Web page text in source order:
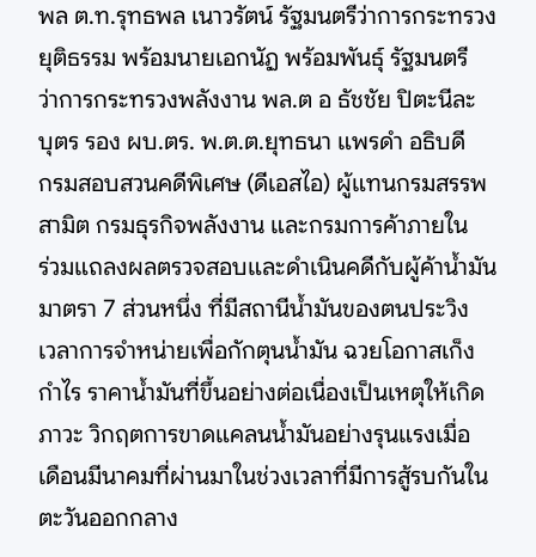
พล ต.ท.รุทธพล เนาวรัตน์ รัฐมนตรีว่าการกระทรวง
ยุติธรรม พร้อมนายเอกนัฏ พร้อมพันธุ์ รัฐมนตรี
ว่าการกระทรวงพลังงาน พล.ต อ ธัชชัย ปิตะนีละ
บุตร รอง ผบ.ตร. พ.ต.ต.ยุทธนา แพรดำ อธิบดี
กรมสอบสวนคดีพิเศษ (ดีเอสไอ) ผู้แทนกรมสรรพ
สามิต กรมธุรกิจพลังงาน และกรมการค้าภายใน
ร่วมแถลงผลตรวจสอบและดำเนินคดีกับผู้ค้าน้ำมัน
มาตรา 7 ส่วนหนึ่ง ที่มีสถานีน้ำมันของตนประวิง
เวลาการจำหน่ายเพื่อกักตุนน้ำมัน ฉวยโอกาสเก็ง
กำไร ราคาน้ำมันที่ขึ้นอย่างต่อเนื่องเป็นเหตุให้เกิด
ภาวะ วิกฤตการขาดแคลนน้ำมันอย่างรุนแรงเมื่อ
เดือนมีนาคมที่ผ่านมาในช่วงเวลาที่มีการสู้รบกันใน
ตะวันออกกลาง